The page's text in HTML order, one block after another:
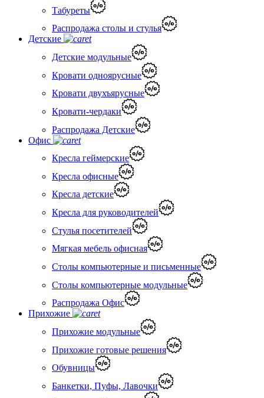
Табуреты
Распродажа столы и стулья
Детские
Детские модульные
Кровати одноярусные
Кровати двухъярусные
Кровати-чердаки
Распродажа Детские
Офис
Кресла геймерские
Кресла офисные
Кресла детские
Кресла для руководителей
Стулья посетителей
Мягкая мебель офисная
Столы компьютерные и письменные
Столы компьютерные модульные
Распродажа Офис
Прихожие
Прихожие модульные
Прихожие готовые решения
Обувницы
Банкетки, Пуфы, Лавочки